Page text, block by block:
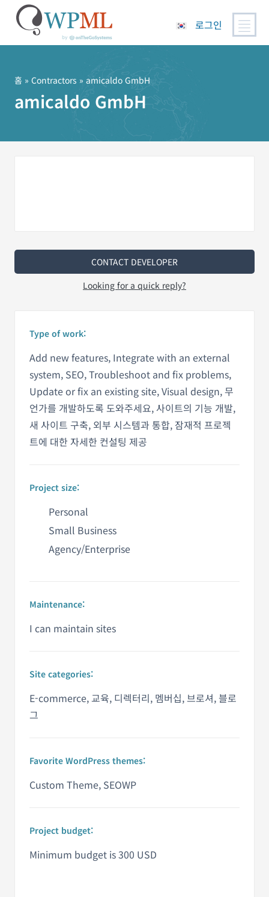
뛰
로그인
홈 » Contractors » amicaldo GmbH
amicaldo GmbH
CONTACT DEVELOPER
Looking for a quick reply?
Type of work:
Add new features, Integrate with an external
system, SEO, Troubleshoot and fix problems,
Update or fix an existing site, Visual design, 무
언가를 개발하도록 도와주세요, 사이트의 기능 개발,
새 사이트 구축, 외부 시스템과 통합, 잠재적 프로젝
트에 대한 자세한 컨설팅 제공
Project size:
Personal
Small Business
Agency/Enterprise
Maintenance:
I can maintain sites
Site categories:
E-commerce, 교육, 디렉터리, 멤버십, 브로셔, 블로
그
Favorite WordPress themes:
Custom Theme, SEOWP
Project budget:
Minimum budget is 300 USD